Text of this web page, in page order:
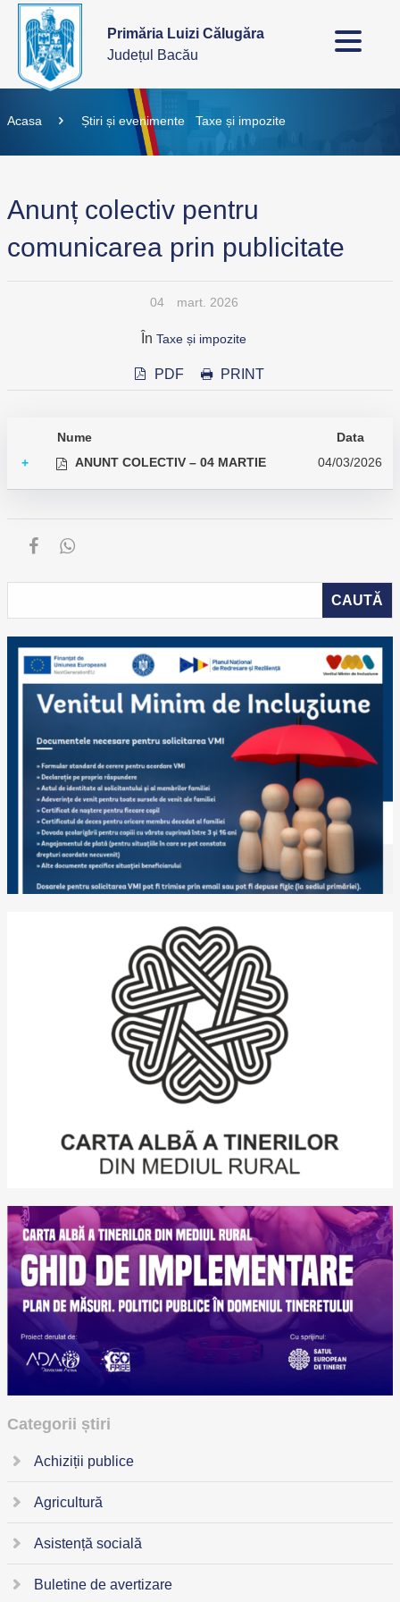
Primăria Luizi Călugăra
Județul Bacău
Acasa Știri și evenimente Taxe și impozite
Anunț colectiv pentru
comunicarea prin publicitate
04 mart. 2026
În Taxe și impozite
PDF PRINT
Nume
Data
+
ANUNT COLECTIV – 04 MARTIE 04/03/2026
Categorii știri
Achiziții publice
Agricultură
Asistență socială
Buletine de avertizare